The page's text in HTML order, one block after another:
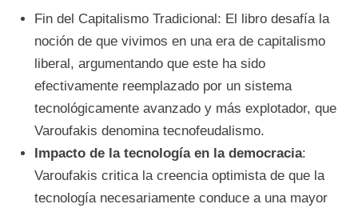
Fin del Capitalismo Tradicional: El libro desafía la
noción de que vivimos en una era de capitalismo
liberal, argumentando que este ha sido
efectivamente reemplazado por un sistema
tecnológicamente avanzado y más explotador, que
Varoufakis denomina tecnofeudalismo.
Impacto de la tecnología en la democracia:
Varoufakis critica la creencia optimista de que la
tecnología necesariamente conduce a una mayor